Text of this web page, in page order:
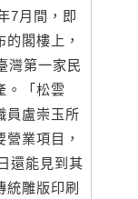
7月間，即
閣樓上，
灣第一家民
。「松雲
員盧崇玉所
業項目，
還能見到其
雕版印刷